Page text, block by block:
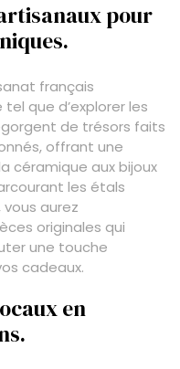
pour
français
que d’explorer les
de trésors faits
offrant une
céramique aux bijoux
les étals
aurez
originales qui
une touche
cadeaux.
en